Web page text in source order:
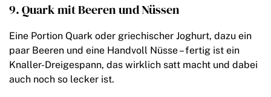
9. Quark mit Beeren und Nüssen
Eine Portion Quark oder griechischer Joghurt, dazu ein
paar Beeren und eine Handvoll Nüsse – fertig ist ein
Knaller-Dreigespann, das wirklich satt macht und dabei
auch noch so lecker ist.